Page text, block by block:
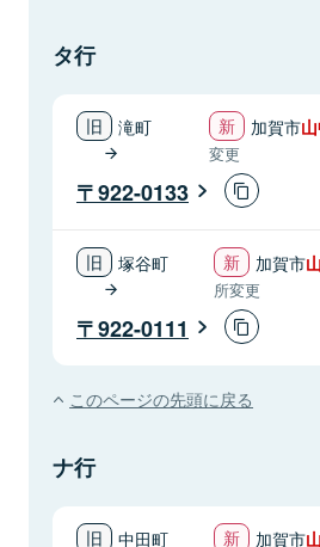
タ行
滝町 加賀市
変更
922-0133
塚谷町 加賀市
所変更
922-0111
このページの先頭に戻る
ナ行
中田町 加賀市